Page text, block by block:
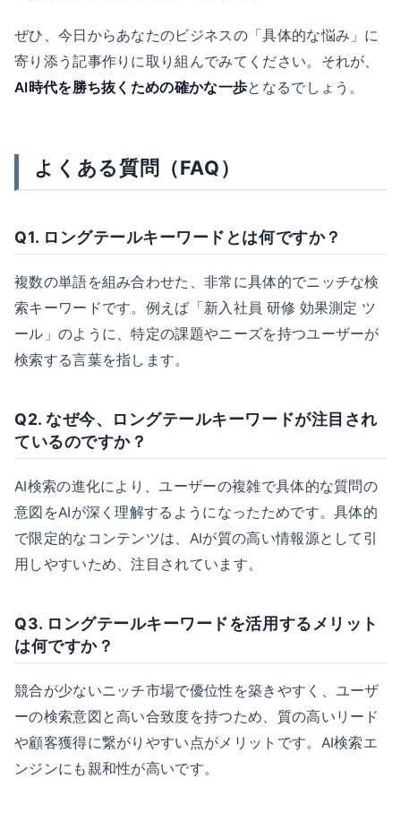
ぜひ、今日からあなたのビジネスの「具体的な悩み」に
寄り添う記事作りに取り組んでみてください。それが、
AI時代を勝ち抜くための確かな一歩となるでしょう。
よくある質問（FAQ）
Q1. ロングテールキーワードとは何ですか？
複数の単語を組み合わせた、非常に具体的でニッチな検
索キーワードです。例えば「新入社員 研修 効果測定 ツ
ール」のように、特定の課題やニーズを持つユーザーが
検索する言葉を指します。
Q2. なぜ今、ロングテールキーワードが注目され
ているのですか？
AI検索の進化により、ユーザーの複雑で具体的な質問の
意図をAIが深く理解するようになったためです。具体的
で限定的なコンテンツは、AIが質の高い情報源として引
用しやすいため、注目されています。
Q3. ロングテールキーワードを活用するメリット
は何ですか？
競合が少ないニッチ市場で優位性を築きやすく、ユーザ
ーの検索意図と高い合致度を持つため、質の高いリード
や顧客獲得に繋がりやすい点がメリットです。AI検索エ
ンジンにも親和性が高いです。